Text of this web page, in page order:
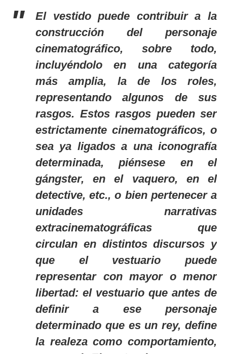
El vestido puede contribuir a la
construcción del personaje
cinematográfico, sobre todo,
incluyéndolo en una categoría
más amplia, la de los roles,
representando algunos de sus
rasgos. Estos rasgos pueden ser
estrictamente cinematográficos, o
sea ya ligados a una iconografía
determinada, piénsese en el
gángster, en el vaquero, en el
detective, etc., o bien pertenecer a
unidades narrativas
extracinematográficas que
circulan en distintos discursos y
que el vestuario puede
representar con mayor o menor
libertad: el vestuario que antes de
definir a ese personaje
determinado que es un rey, define
la realeza como comportamiento,